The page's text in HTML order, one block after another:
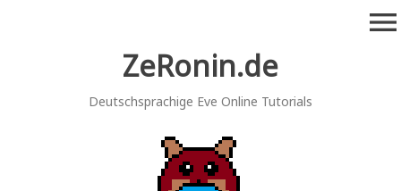
ZeRonin.de
Deutschsprachige Eve Online Tutorials
menu